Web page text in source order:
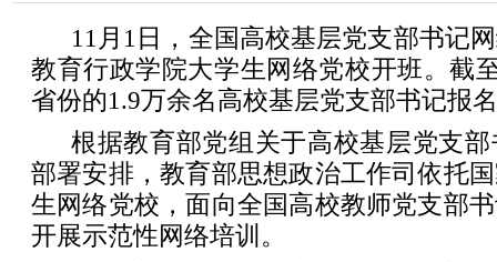
11月1日，全国高校基层党支部书记
教育行政学院大学生网络党校开班。截
省份的1.9万余名高校基层党支部书记报
根据教育部党组关于高校基层党支
部署安排，教育部思想政治工作司依托
生网络党校，面向全国高校教师党支部
开展示范性网络培训。